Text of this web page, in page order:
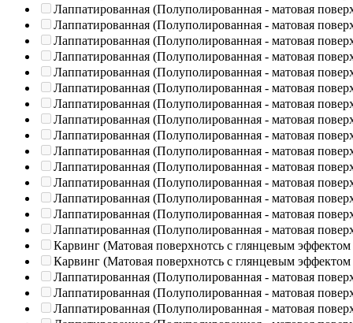
Лаппатированная (Полуполированная - матовая
Лаппатированная (Полуполированная - матовая
Лаппатированная (Полуполированная - матовая
Лаппатированная (Полуполированная - матовая
Лаппатированная (Полуполированная - матовая
Лаппатированная (Полуполированная - матовая
Лаппатированная (Полуполированная - матовая
Лаппатированная (Полуполированная - матовая
Лаппатированная (Полуполированная - матовая
Лаппатированная (Полуполированная - матовая
Лаппатированная (Полуполированная - матовая
Лаппатированная (Полуполированная - матовая
Лаппатированная (Полуполированная - матовая
Лаппатированная (Полуполированная - матовая
Лаппатированная (Полуполированная - матовая
Карвинг (Матовая поверхнотсь с глянцевым эффектом
Карвинг (Матовая поверхнотсь с глянцевым эффектом
Лаппатированная (Полуполированная - матовая
Лаппатированная (Полуполированная - матовая
Лаппатированная (Полуполированная - матовая